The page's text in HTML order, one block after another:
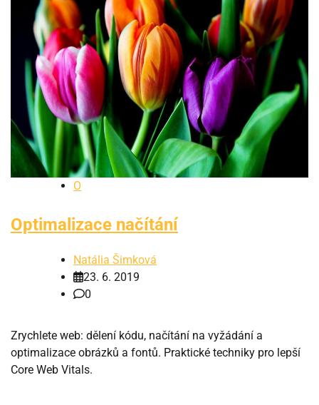
O
Optimalizace načítání
Natália Šimková
23. 6. 2019
0
Zrychlete web: dělení kódu, načítání na vyžádání a
optimalizace obrázků a fontů. Praktické techniky pro lepší
Core Web Vitals.